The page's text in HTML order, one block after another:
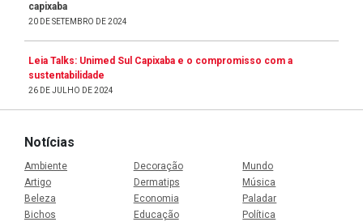
capixaba
20 DE SETEMBRO DE 2024
Leia Talks: Unimed Sul Capixaba e o compromisso com a
sustentabilidade
26 DE JULHO DE 2024
Notícias
Ambiente
Artigo
Beleza
Bichos
Decoração
Dermatips
Economia
Educação
Mundo
Música
Paladar
Política